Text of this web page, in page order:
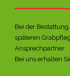
Bei der
späteren
Ansprechpartner.
Bei uns erhalten